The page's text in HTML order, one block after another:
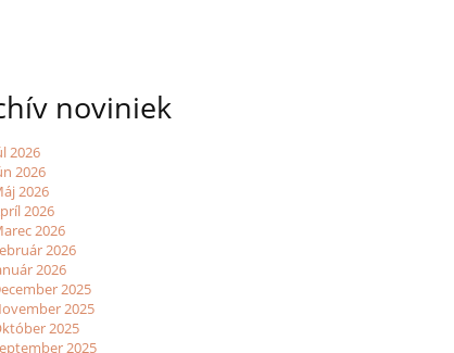
noviniek
2026
2026
2026
2026
2026
2026
2026
2025
2025
2025
2025